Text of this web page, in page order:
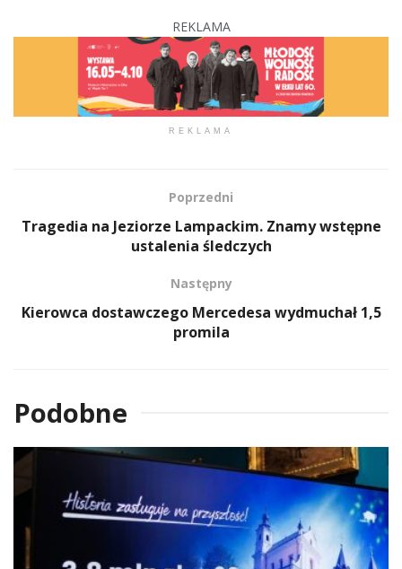
REKLAMA
REKLAMA
Poprzedni
Tragedia na Jeziorze Lampackim. Znamy wstępne
ustalenia śledczych
Następny
Kierowca dostawczego Mercedesa wydmuchał 1,5
promila
Podobne